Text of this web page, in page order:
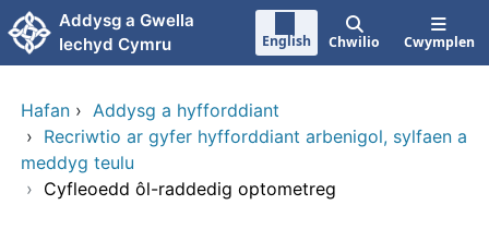
Neidio i'r prif gynnwy
Addysg a Gwella
Iechyd Cymru
English Chwilio Cwymplen
Hafan › Addysg a hyfforddiant
› Recriwtio ar gyfer hyfforddiant arbenigol, sylfaen a
meddyg teulu
› Cyfleoedd ôl-raddedig optometreg